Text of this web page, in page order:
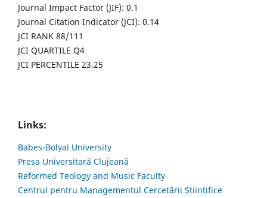
Journal Impact Factor (JIF): 0.1
Journal Citation Indicator (JCI): 0.14
JCI RANK 88/111
JCI QUARTILE Q4
JCI PERCENTILE 23.25
Links:
Babes-Bolyai University
Presa Universitară Clujeană
Reformed Teology and Music Faculty
Centrul pentru Managementul Cercetării Științifice